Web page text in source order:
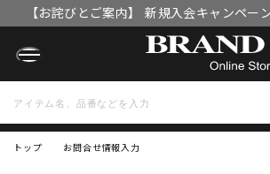
【お詫びとご案内】 新規入会キャンペー
OFFクーポン」付与漏れと補填
トップ お問合せ情報入力